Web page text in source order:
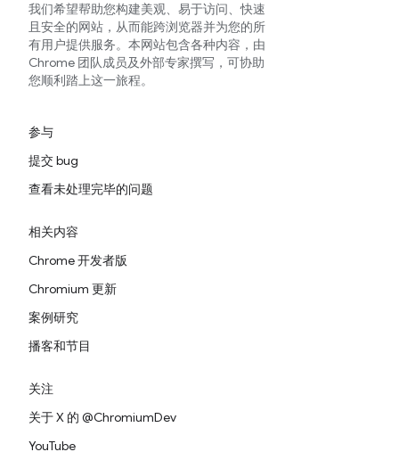
我们希望帮助您构建美观、易于访问、快速
且安全的网站，从而能跨浏览器并为您的所
有用户提供服务。本网站包含各种内容，由
Chrome 团队成员及外部专家撰写，可协助
您顺利踏上这一旅程。
参与
提交 bug
查看未处理完毕的问题
相关内容
Chrome 开发者版
Chromium 更新
案例研究
播客和节目
关注
关于 X 的 @ChromiumDev
YouTube